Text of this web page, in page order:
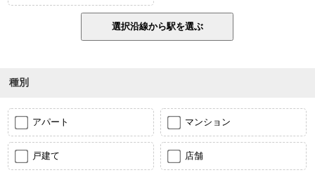
種別
アパート マンション
戸建て 店舗